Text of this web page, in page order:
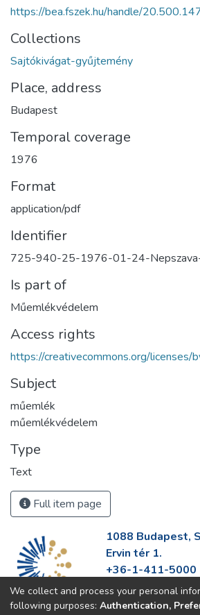
https://bea.fszek.hu/handle/
Collections
Sajtókivágat-gyűjtemény
Place, address
Budapest
Temporal coverage
1976
Format
application/pdf
Identifier
725-940-25-1976-01-24-
Is part of
Műemlékvédelem
Access rights
https://creativecommons.org/licenses/
Subject
műemlék
műemlékvédelem
Type
Text
Full item page
1088 Budapest,
Ervin tér 1.
+36-1-411-5000
info@fszek.hu
https://fszek.hu
We collect and process your personal
following purposes: Authentication,